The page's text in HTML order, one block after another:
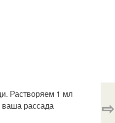
Растворяем 1 мл
ваша рассада
⇨